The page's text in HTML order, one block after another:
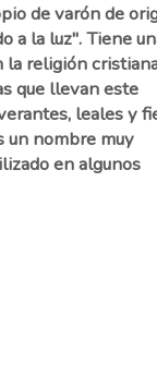
de varón de
a la luz". Tiene
la religión
que llevan este
leales y
un nombre muy
en algunos